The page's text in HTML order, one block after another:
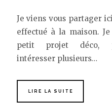
Je viens vous partager
effectué à la maison.
petit projet déco,
intéresser plusieurs…
LIRE LA SUITE